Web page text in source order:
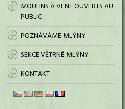
MOULINS À VENT OUVERTS AU
PUBLIC
POZNÁVÁME MLÝNY
SEKCE VĚTRNÉ MLÝNY
KONTAKT